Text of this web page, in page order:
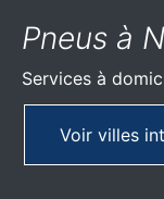
Pneus à
Services à
Voir villes